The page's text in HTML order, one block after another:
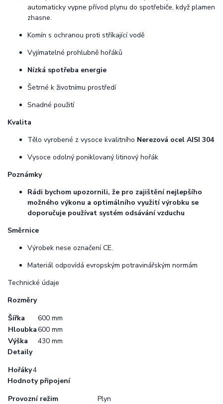
automaticky vypne přívod plynu do spotřebiče, když plamen
zhasne.
Komín s ochranou proti stříkající vodě
Vyjímatelné prohlubně hořáků
Nízká spotřeba energie
Šetrné k životnímu prostředí
Snadné použití
Kvalita
Tělo vyrobené z vysoce kvalitního Nerezová ocel AISI 304
Vysoce odolný poniklovaný litinový hořák
Poznámky
Rádi bychom upozornili, že pro zajištění nejlepšího
možného výkonu a optimálního využití výrobku se
doporučuje používat systém odsávání vzduchu
Směrnice
Výrobek nese označení CE.
Materiál odpovídá evropským potravinářským normám
Technické údaje
Rozměry
Šířka
600 mm
Hloubka600 mm
Výška
430 mm
Detaily
Hořáky4
Hodnoty připojení
Provozní režim
Plyn